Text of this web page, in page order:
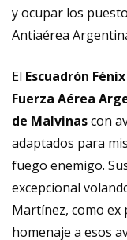
y ocupar los
Antiaérea
El Escuadrón Fénix
Fuerza Aérea
de Malvinascon
adaptados para
fuego enemigo.
excepcional
Martínez, como
homenaje a esos